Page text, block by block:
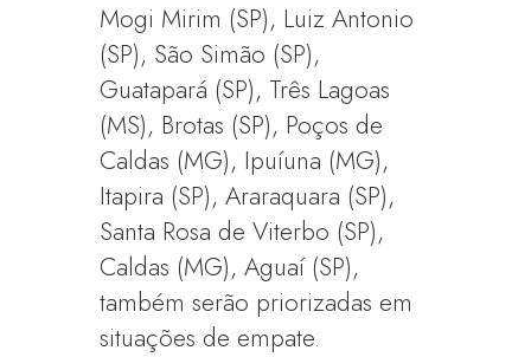
Mogi Mirim (SP), Luiz Antonio
(SP), São Simão (SP),
Guatapará (SP), Três Lagoas
(MS), Brotas (SP), Poços de
Caldas (MG), Ipuíuna (MG),
Itapira (SP), Araraquara (SP),
Santa Rosa de Viterbo (SP),
Caldas (MG), Aguaí (SP),
também serão priorizadas em
situações de empate.